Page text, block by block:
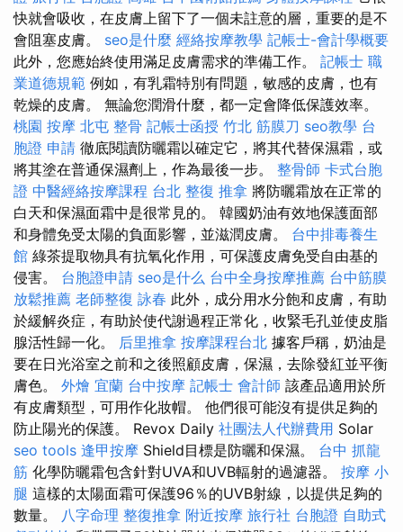
快就會吸收，在皮膚上留下了一個未註意的層，重要的是不
會阻塞皮膚。 seo是什麼 經絡按摩教學 記帳士-會計學概要
此外，您應始終使用滿足皮膚需求的準備工作。 記帳士 職
業道德規範 例如，有乳霜特別有問題，敏感的皮膚，也有
乾燥的皮膚。 無論您潤滑什麼，都一定會降低保護效率。
桃園 按摩 北屯 整骨 記帳士函授 竹北 筋膜刀 seo教學 台
胞證 申請 徹底閱讀防曬霜以確定它，將其代替保濕霜，或
將其塗在普通保濕劑上，作為最後一步。 整骨師 卡式台胞
證 中醫經絡按摩課程 台北 整復 推拿 將防曬霜放在正常的
白天和保濕面霜中是很常見的。 韓國奶油有效地保護面部
和身體免受太陽的負面影響，並滋潤皮膚。 台中排毒養生
館 綠茶提取物具有抗氧化作用，可保護皮膚免受自由基的
侵害。 台胞證申請 seo是什么 台中全身按摩推薦 台中筋膜
放鬆推薦 老師整復 詠春 此外，成分用水分飽和皮膚，有助
於緩解炎症，有助於使代謝過程正常化，收緊毛孔並使皮脂
腺活性歸一化。 后里推拿 按摩課程台北 據客戶稱，奶油是
要在日光浴室之前和之後照顧皮膚，保濕，去除發紅並平衡
膚色。 外燴 宜蘭 台中按摩 記帳士 會計師 該產品適用於所
有皮膚類型，可用作化妝帽。 他們很可能沒有提供足夠的
防止陽光的保護。 Revox Daily 社團法人代辦費用 Solar
seo tools 逢甲按摩 Shield目標是防曬和保濕。 台中 抓龍
筋 化學防曬霜包含針對UVA和UVB輻射的過濾器。 按摩 小
腿 這樣的太陽面霜可保護96％的UVB射線，以提供足夠的
數量。 八字命理 整復推拿 附近按摩 旅行社 台胞證 自助式